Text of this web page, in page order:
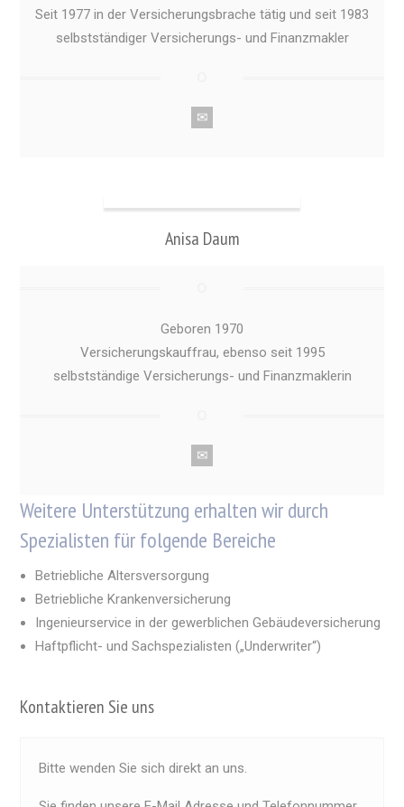
Seit 1977 in der Versicherungsbrache tätig und seit 1983
selbstständiger Versicherungs- und Finanzmakler
Anisa Daum
Geboren 1970
Versicherungskauffrau, ebenso seit 1995
selbstständige Versicherungs- und Finanzmaklerin
Weitere Unterstützung erhalten wir durch
Spezialisten für folgende Bereiche
Betriebliche Altersversorgung
Betriebliche Krankenversicherung
Ingenieurservice in der gewerblichen Gebäudeversicherung
Haftpflicht- und Sachspezialisten („Underwriter“)
Kontaktieren Sie uns
Bitte wenden Sie sich direkt an uns.